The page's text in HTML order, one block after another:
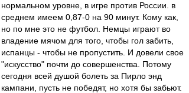
нормальном уровне, в игре против России. в
среднем имеем 0,87-0 на 90 минут. Кому как,
но по мне это не футбол. Немцы играют во
владение мячом для того, чтобы гол забить,
испанцы - чтобы не пропустить. И довели свое
"искусство" почти до совершенства. Потому
сегодня всей душой болеть за Пирло энд
кампани, пусть не победят, но хотя бы забьют.